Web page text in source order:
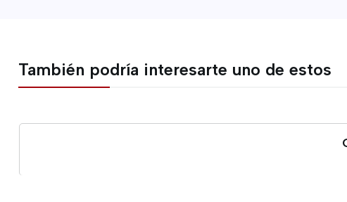
También podría interesarte uno de estos